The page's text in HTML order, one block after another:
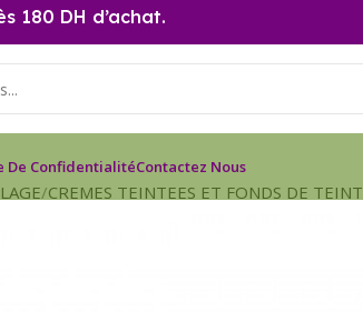
180 DH d’achat.
De ConfidentialitéContactez Nous
CREMES TEINTEES ET FONDS DE TEINT